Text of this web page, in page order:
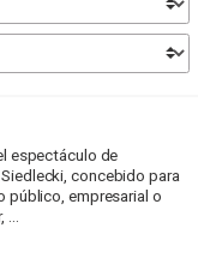
espectáculo de
concebido para
público, empresarial o
...